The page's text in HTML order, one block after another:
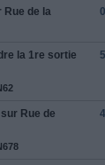
Rue de la
la 1re sortie
Rue de